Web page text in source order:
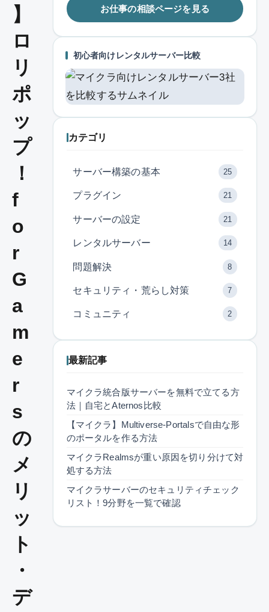
】
ロ
リ
ポ
ッ
プ
！
f
o
r
G
a
m
e
r
s
の
メ
リ
ッ
ト
・
デ
お仕事の相談ページを見る
初心者向けレンタルサーバー比較
カテゴリ
サーバー構築の基本 25
プラグイン 21
サーバーの設定 21
レンタルサーバー 14
問題解決 8
セキュリティ・荒らし対策 7
コミュニティ 2
最新記事
マイクラ統合版サーバーを無料で立てる方
法｜自宅とAternos比較
【マイクラ】Multiverse-Portalsで自由な形
のポータルを作る方法
マイクラRealmsが重い原因を切り分けて対
処する方法
マイクラサーバーのセキュリティチェック
リスト！9分野を一覧で確認